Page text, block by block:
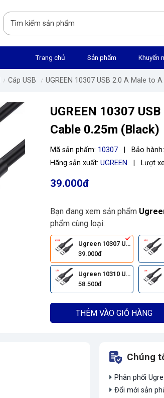
Trang chủ Sản phẩm Khuyến
Cáp USB UGREEN 10307 USB 2.0 A Male to
UGREEN 10307
Cable 0.25m (Black)
Mã sản phẩm: 10307 Bảo hành:
Hãng sản xuất: UGREEN Lượt
39.000đ
Bạn đang xem sản phẩm
phẩm cùng loại:
Ugreen 10307 USB 2.0 0.25M(Black)
39.000đ
Ugreen 10310 USB 2.0 1.5M(Black)
58.500đ
THÊM VÀO GIỎ HÀNG
Chúng
Phân phối
Đổi mới sản